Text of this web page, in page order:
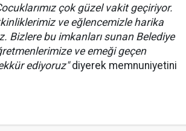
çok güzel vakit geçiriyor.
ve eğlencemizle harika
Bizlere bu imkanları sunan Belediye
ve emeği geçen
ediyoruz"diyerek memnuniyetini